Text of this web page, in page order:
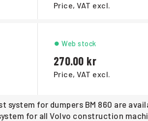
Price, VAT excl.
Price, VAT excl.
270.00
Web stock
system for dumpers BM 860 are
for all Volvo construction